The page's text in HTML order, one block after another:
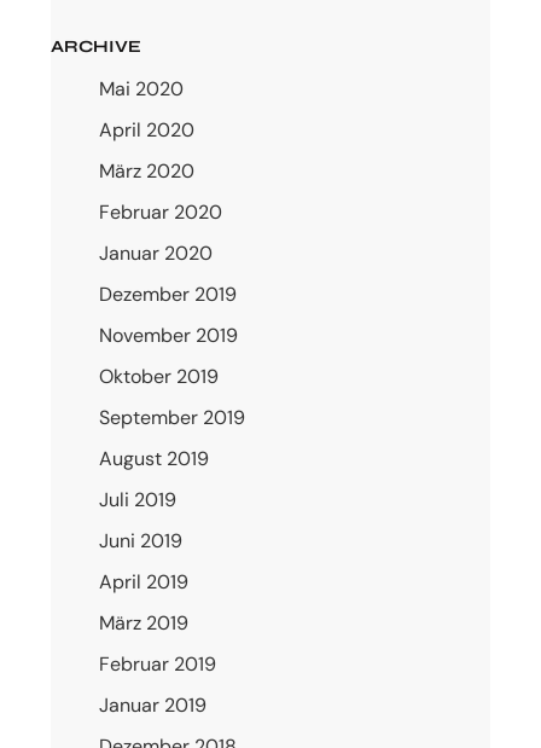
ARCHIVE
Mai 2020
April 2020
März 2020
Februar 2020
Januar 2020
Dezember 2019
November 2019
Oktober 2019
September 2019
August 2019
Juli 2019
Juni 2019
April 2019
März 2019
Februar 2019
Januar 2019